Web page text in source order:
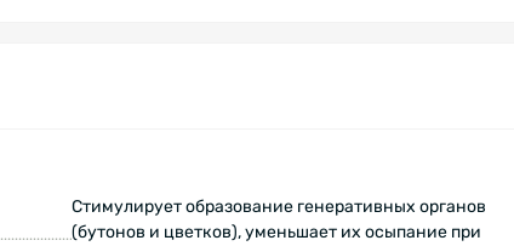
Стимулирует образование генеративных органов
(бутонов и цветков), уменьшает их осыпание при